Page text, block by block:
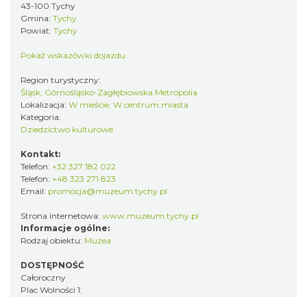
43-100 Tychy
Gmina: Tychy
Powiat: Tychy
Pokaż wskazówki dojazdu
Region turystyczny:
Śląsk, Górnośląsko-Zagłębiowska Metropolia
Lokalizacja: W mieście, W centrum miasta
Kategoria:
Dziedzictwo kulturowe
Kontakt:
Telefon: +32 327 182 022
Telefon: +48 323 271 823
Email: promocja@muzeum.tychy.pl
Strona internetowa: www.muzeum.tychy.pl
Informacje ogólne:
Rodzaj obiektu: Muzea
DOSTĘPNOŚĆ
Całoroczny
Plac Wolności 1: